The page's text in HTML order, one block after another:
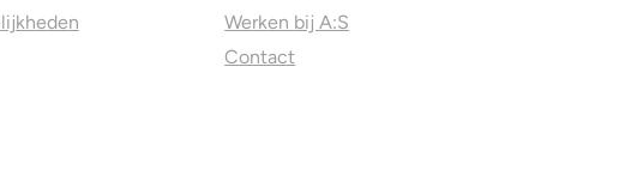
Werken bij A:S
Contact